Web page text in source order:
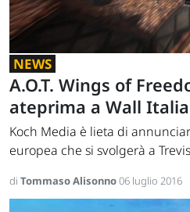
NEWS
A.O.T. Wings of
ateprima a Wall Italia
Koch Media è lieta di
europea che si svolgerà a
di Tommaso Alisonno06 luglio 2016